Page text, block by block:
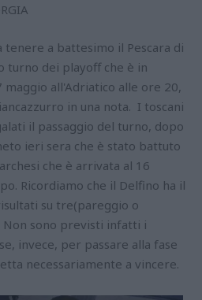
tenere a battesimo il Pescara di
turno dei playoff che è in
all'Adriatico alle ore 20,
in una nota. I toscani
il passaggio del turno, dopo
ieri sera che è stato battuto
che è arrivata al 16
Ricordiamo che il Delfino ha il
su tre(pareggio o
sono previsti infatti i
invece, per passare alla fase
necessariamente a vincere.